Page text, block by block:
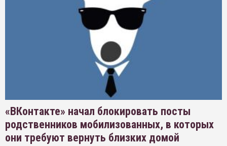
«ВКонтакте» начал блокировать посты
родственников мобилизованных, в которых
они требуют вернуть близких домой